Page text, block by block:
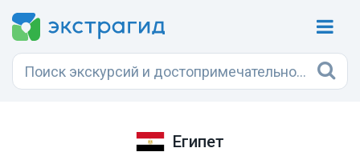
Египет